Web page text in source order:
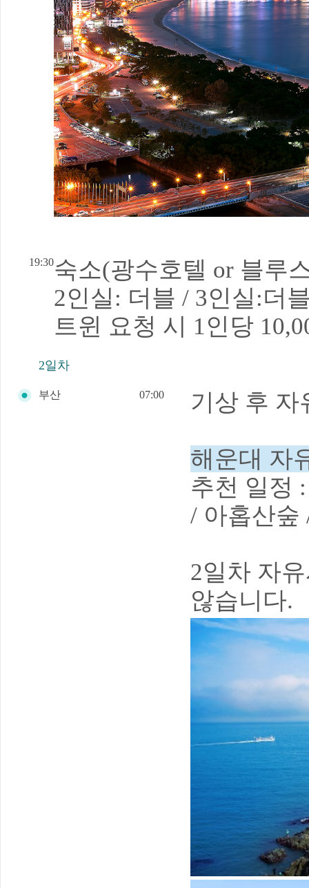
19:30숙소(광수호텔 or 블루
2인실: 더블 / 3인실:더
트윈 요청 시 1인당
2일차
부산 07:00 기상 후 자
해운대 자
추천 일정
/ 아홉산
2일차 자
않습니다.